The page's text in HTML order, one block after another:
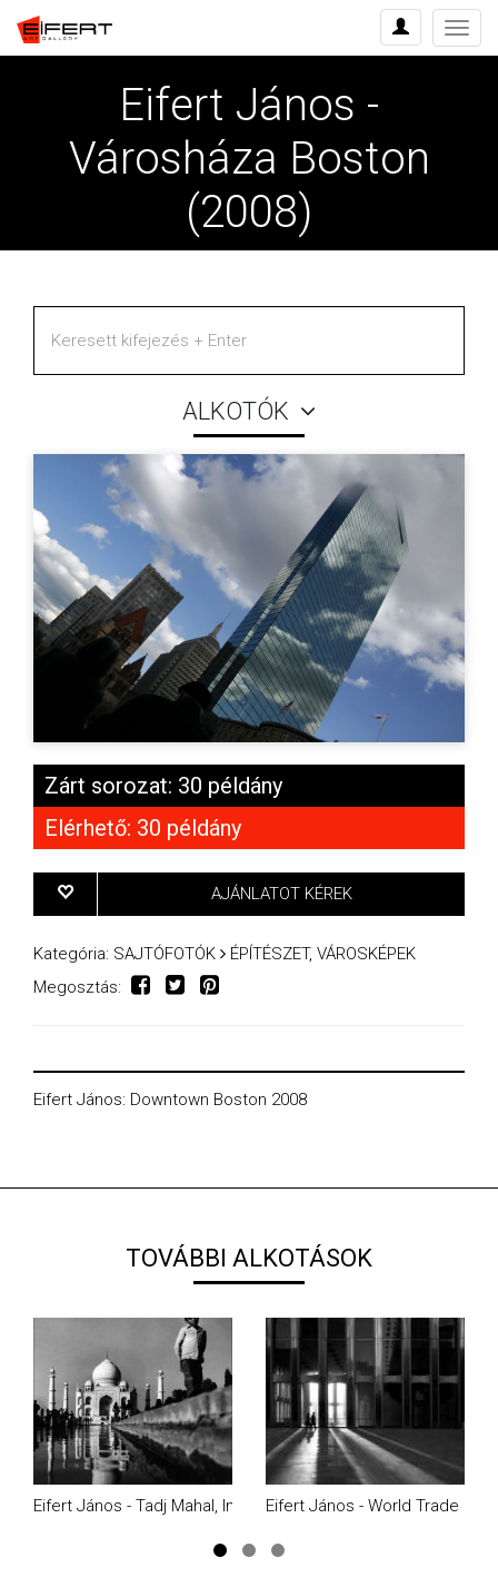
Menü
Eifert János -
Városháza Boston
(2008)
ALKOTÓK
Zárt sorozat: 30 példány
Elérhető: 30 példány
AJÁNLATOT KÉREK
Kategória: SAJTÓFOTÓK
ÉPÍTÉSZET, VÁROSKÉPEK
Megosztás:
Eifert János: Downtown Boston 2008
TOVÁBBI ALKOTÁSOK
Eifert János - Tadj Mahal, India (1974)Eifert János - World Trade